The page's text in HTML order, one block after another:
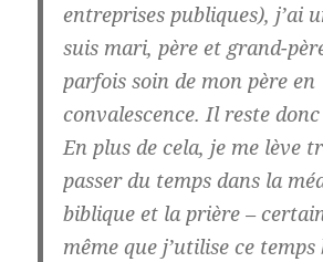
entreprises publiques), j’ai
suis mari, père et grand-
parfois soin de mon père en
convalescence. Il reste
En plus de cela, je me lève
passer du temps dans la
biblique et la prière –
même que j’utilise ce